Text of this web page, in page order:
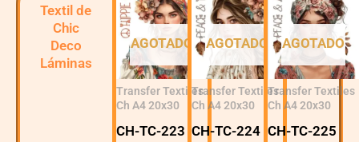
Textil de
Chic
Deco
Láminas
AGOTADO
Transfer Textiles
Ch A4 20x30
CH-TC-223
AGOTADO
Transfer Textiles
Ch A4 20x30
CH-TC-224
AGOTADO
Transfer Textiles
Ch A4 20x30
CH-TC-225